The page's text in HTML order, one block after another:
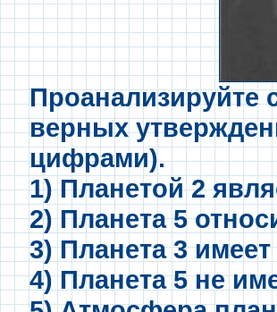
Проанализируйте
верных
цифрами).
1) Планетой 2
2) Планета 5
3) Планета 3 имеет
4) Планета 5 не